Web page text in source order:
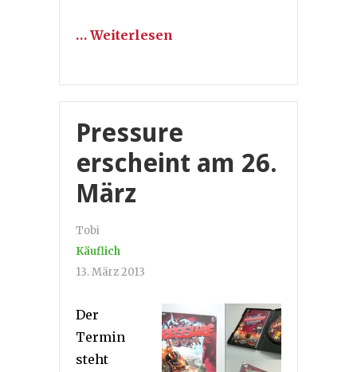
… Weiterlesen
Pressure
erscheint am 26.
März
Tobi
Käuflich
13. März 2013
Der
Termin
steht